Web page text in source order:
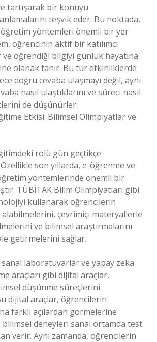
tartışarak bir konuyu
teşvik eder. Bu noktada,
öğretim yöntemleri önemli bir yer
öğrencinin aktif bir katılımcı
ve öğrendiği bilgiyi günlük hayatına
olanak tanır. Bu tür etkinliklerde
doğru cevaba ulaşmayı değil, aynı
nasıl ulaştıklarını ve süreci nasıl
de düşünürler.
Etkisi: Bilimsel Olimpiyatlar ve
rolü gün geçtikçe
son yıllarda, e-öğrenme ve
yöntemlerinde önemli bir
TÜBİTAK Bilim Olimpiyatları gibi
kullanarak öğrencilerin
çevrimiçi materyallerle
ve bilimsel araştırmalarını
getirmelerini sağlar.
laboratuvarlar ve yapay zeka
araçları gibi dijital araçlar,
düşünme süreçlerini
dijital araçlar, öğrencilerin
farklı açılardan görmelerine
bilimsel deneyleri sanal ortamda test
verir. Aynı zamanda, öğrencilerin